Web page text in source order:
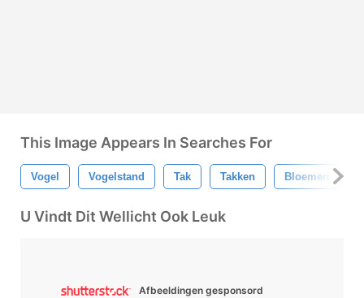
This Image Appears In Searches For
Vogel Vogelstand Tak Takken Bloemen
U Vindt Dit Wellicht Ook Leuk
Afbeeldingen gesponsord